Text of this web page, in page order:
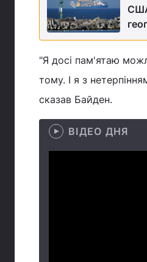
"Я досі пам'ятаю
тому. І я з
сказав Байден.
ВІДЕО ДНЯ